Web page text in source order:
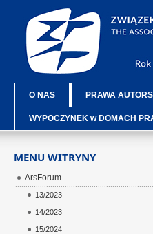
O NAS PRAWA
WYPOCZYNEK w DOMACH
MENU WITRYNY
ArsForum
13/2023
14/2023
15/2024